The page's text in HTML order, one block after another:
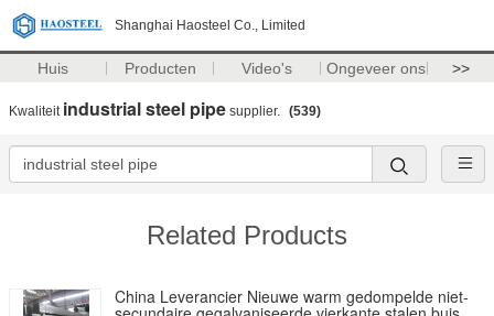
Shanghai Haosteel Co., Limited
Huis Producten Video's Ongeveer ons >>
Kwaliteit industrial steel pipe supplier. (539)
Related Products
China Leverancier Nieuwe warm gedompelde niet-